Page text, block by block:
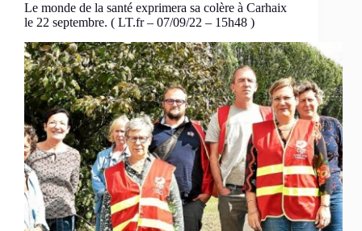
Le monde de la santé exprimera sa colère à Carhaix
le 22 septembre. ( LT.fr – 07/09/22 – 15h48 )